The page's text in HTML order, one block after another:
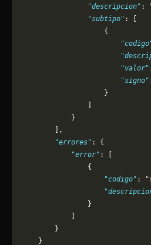
                "descripcion"
:
                "subtipo"
: [
                    {
                        "valor"
                        "signo"
                    }
            }
        ],
        "errores"
: {
            "error"
: [
                {
                    "codigo"
:
                }
        }
    }